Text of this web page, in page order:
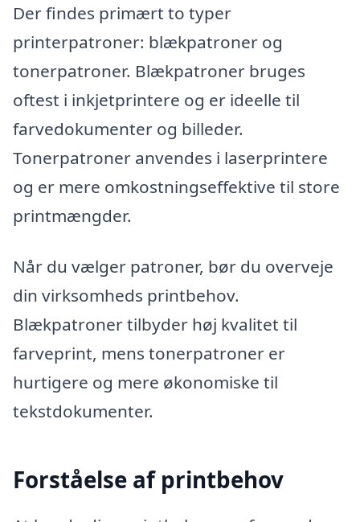
Der findes primært to typer
printerpatroner: blækpatroner og
tonerpatroner. Blækpatroner bruges
oftest i inkjetprintere og er ideelle til
farvedokumenter og billeder.
Tonerpatroner anvendes i laserprintere
og er mere omkostningseffektive til store
printmængder.
Når du vælger patroner, bør du overveje
din virksomheds printbehov.
Blækpatroner tilbyder høj kvalitet til
farveprint, mens tonerpatroner er
hurtigere og mere økonomiske til
tekstdokumenter.
Forståelse af printbehov